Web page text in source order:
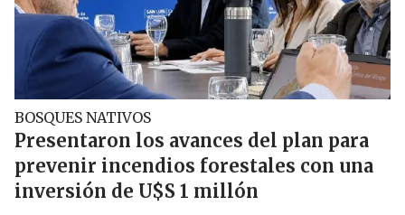
BOSQUES NATIVOS
Presentaron los avances del plan para
prevenir incendios forestales con una
inversión de U$S 1 millón